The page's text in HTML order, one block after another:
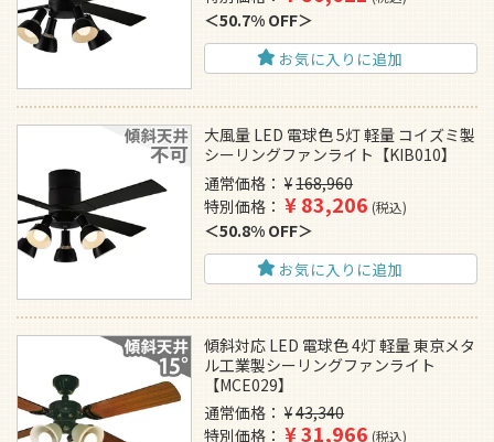
50.7% OFF
お気に入りに追加
大風量 LED 電球色 5灯 軽量 コイズミ製
シーリングファンライト【KIB010】
通常価格
¥168,960
特別価格
¥83,206 税込
50.8% OFF
お気に入りに追加
傾斜対応 LED 電球色 4灯 軽量 東京メタ
ル工業製シーリングファンライト
【MCE029】
通常価格
¥43,340
特別価格
¥31,966 税込